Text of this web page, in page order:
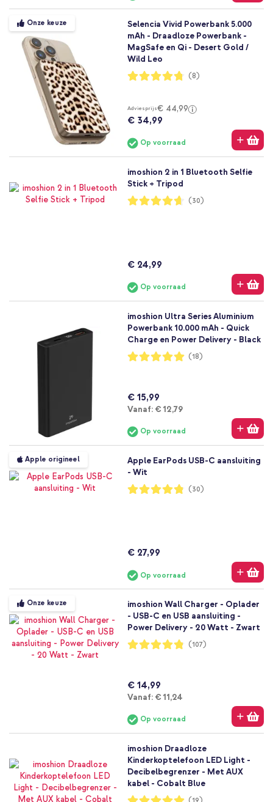
Onze keuze
Selencia Vivid Powerbank 5.000
mAh - Draadloze Powerbank -
MagSafe en Qi - Desert Gold /
Wild Leo
Waardering:
95%
(8)
Adviesprijs€ 44,99
€ 34,99
Op voorraad
imoshion 2 in 1 Bluetooth Selfie
Stick + Tripod
Waardering:
93%
(30)
€ 24,99
Op voorraad
imoshion Ultra Series Aluminium
Powerbank 10.000 mAh - Quick
Charge en Power Delivery - Black
Waardering:
99%
(18)
€ 15,99
Vanaf: Vanaf
€ 12,79
Op voorraad
Apple origineel
Apple EarPods USB-C aansluiting
- Wit
Waardering:
96%
(30)
€ 27,99
Op voorraad
Onze keuze
imoshion Wall Charger - Oplader
- USB-C en USB aansluiting -
Power Delivery - 20 Watt - Zwart
Waardering:
96%
(107)
€ 14,99
Vanaf: Vanaf
€ 11,24
Op voorraad
imoshion Draadloze
Kinderkoptelefoon LED Light -
Decibelbegrenzer - Met AUX
kabel - Cobalt Blue
Waardering: